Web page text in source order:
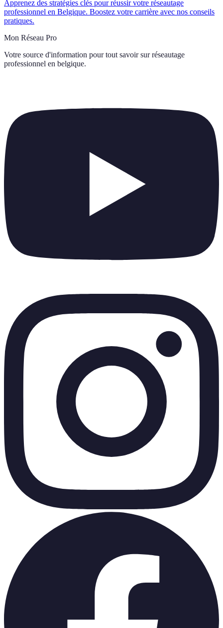
Apprenez des stratégies clés pour réussir votre réseautage
professionnel en Belgique. Boostez votre carrière avec nos conseils
pratiques.
Mon Réseau Pro
Votre source d'information pour tout savoir sur réseautage
professionnel en belgique.